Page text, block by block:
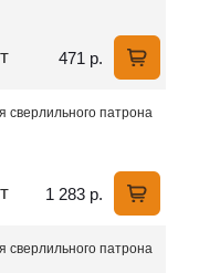
471 р.
сверлильного патрона
1 283 р.
сверлильного патрона